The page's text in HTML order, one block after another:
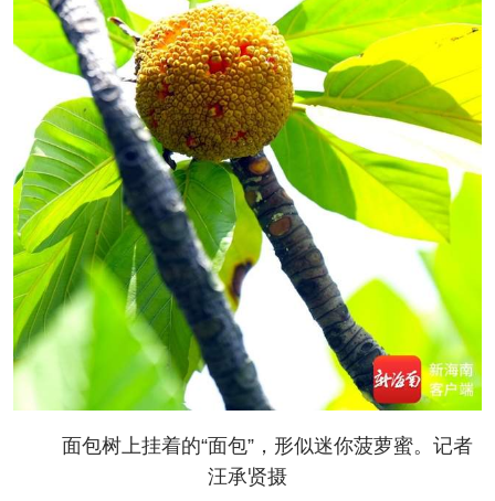
面包树上挂着的“面包”，形似迷你菠萝蜜。记者
汪承贤摄